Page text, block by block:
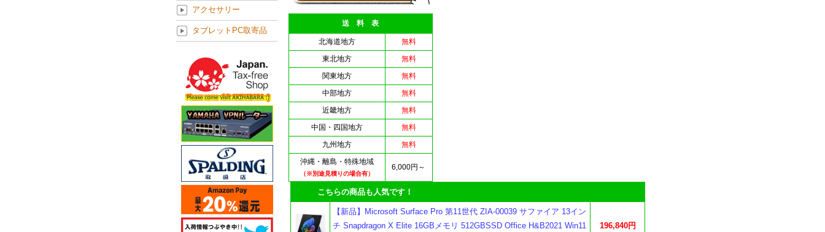
送 料 表
北海道地方
無料
東北地方
無料
関東地方
無料
中部地方
無料
近畿地方
無料
中国・四国地方
無料
九州地方
無料
沖縄・離島・特殊地域
（※別途見積りの場合有）
6,000円～
こちらの商品も人気です！
【新品】Microsoft Surface Pro 第11世代 ZIA-00039 サファイア 13イン
チ Snapdragon X Elite 16GBメモリ 512GBSSD Office H&B2021 Win11
196,840円
アクセサリー
タブレットPC取寄品